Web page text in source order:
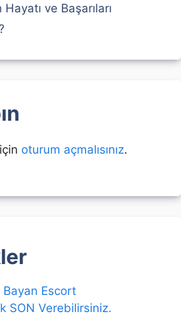
ve Başarıları
oturum açmalısınız.
Escort
SON Verebilirsiniz.